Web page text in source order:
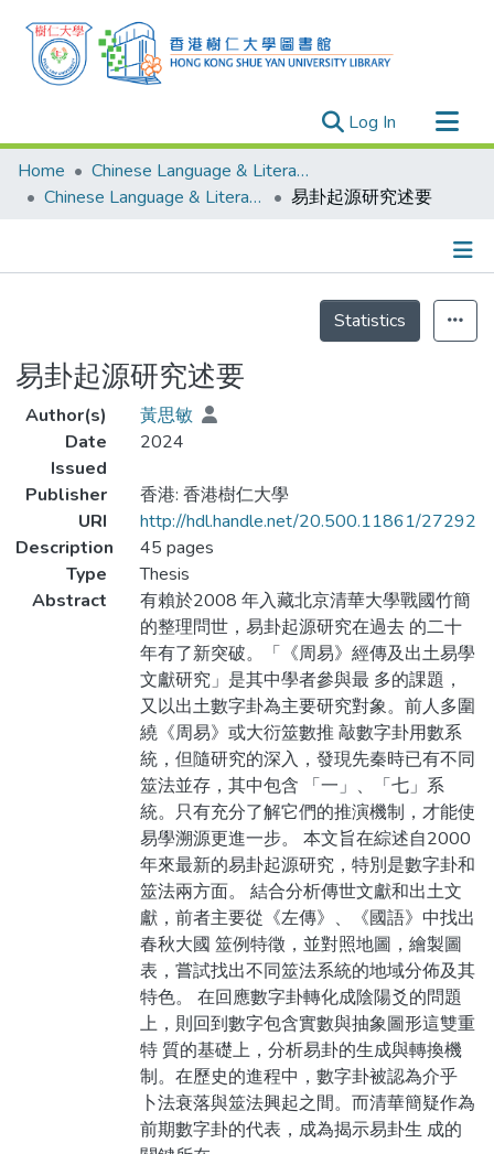
Log In (current)
Research Outputs
Researchers
Projects
Home
Chinese Language & Literature
Chinese Language & Literature - Theses
易卦起源研究述要
Statistics
易卦起源研究述要
Author(s)
黃思敏
Date
Issued
2024
Publisher
香港: 香港樹仁大學
URI
http://hdl.handle.net/20.500.11861/27292
Description
45 pages
Type
Thesis
Abstract
有賴於2008 年入藏北京清華大學戰國竹簡
的整理問世，易卦起源研究在過去 的二十
年有了新突破。「《周易》經傳及出土易學
文獻研究」是其中學者參與最 多的課題，
又以出土數字卦為主要研究對象。前人多圍
繞《周易》或大衍筮數推 敲數字卦用數系
統，但隨研究的深入，發現先秦時已有不同
筮法並存，其中包含 「一」、「七」系
統。只有充分了解它們的推演機制，才能使
易學溯源更進一步。 本文旨在綜述自2000
年來最新的易卦起源研究，特別是數字卦和
筮法兩方面。 結合分析傳世文獻和出土文
獻，前者主要從《左傳》、《國語》中找出
春秋大國 筮例特徵，並對照地圖，繪製圖
表，嘗試找出不同筮法系統的地域分佈及其
特色。 在回應數字卦轉化成陰陽爻的問題
上，則回到數字包含實數與抽象圖形這雙重
特 質的基礎上，分析易卦的生成與轉換機
制。在歷史的進程中，數字卦被認為介乎
卜法衰落與筮法興起之間。而清華簡疑作為
前期數字卦的代表，成為揭示易卦生 成的